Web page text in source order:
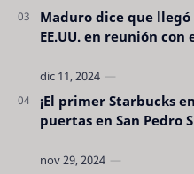
Maduro dice que
EE.UU. en reunión
¡El primer Starbucks
puertas en San Pedro